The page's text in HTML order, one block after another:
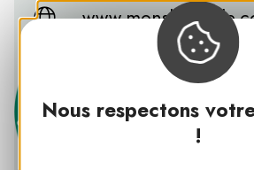
Nous respectons
!